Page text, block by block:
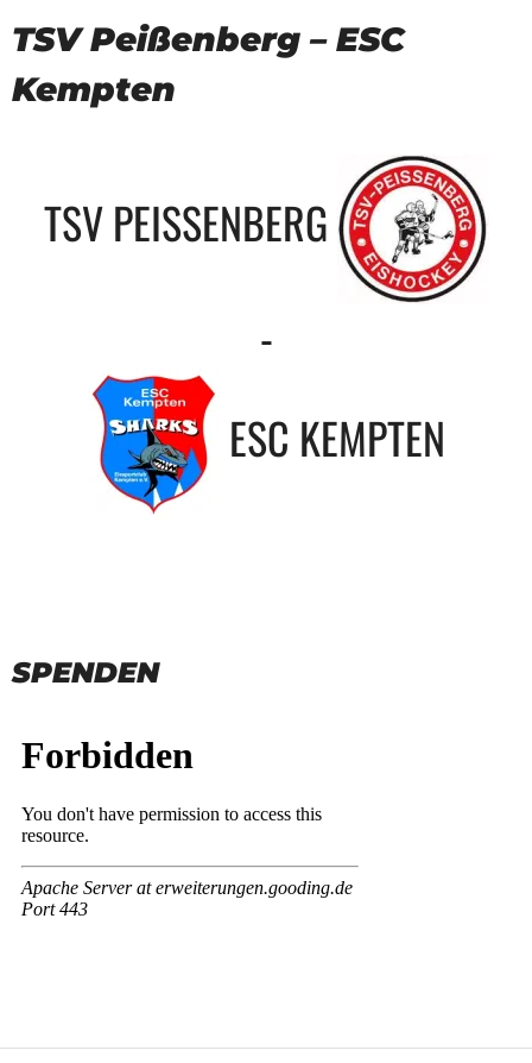
TSV Peißenberg – ESC
Kempten
TSV PEISSENBERG
-
ESC KEMPTEN
SPENDEN